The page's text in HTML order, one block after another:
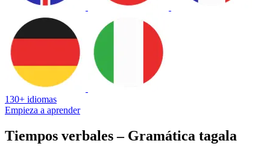
130+ idiomas
Empieza a aprender
Tiempos verbales – Gramática tagala